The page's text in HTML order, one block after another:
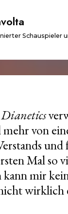
Schauspieler
Dianetics
mehr von
Mal so
mir
wirklich